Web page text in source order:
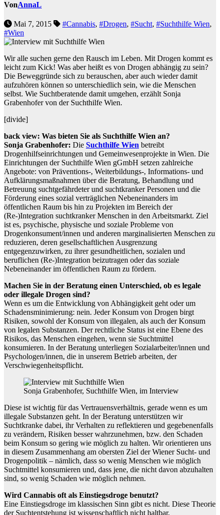
VonAnnaL
Mai 7, 2015 #Cannabis, #Drogen, #Sucht, #Suchthilfe Wien,
#Wien
Wir alle suchen gerne den Rausch im Leben. Mit Drogen kommt es
leicht zum Kick! Was aber heißt es von Drogen abhängig zu sein?
Die Beweggründe sich zu berauschen, aber auch wieder damit
aufzuhören können so unterschiedlich sein, wie die Menschen
selbst. Wie Suchtberatende damit umgehen, erzählt Sonja
Grabenhofer von der Suchthilfe Wien.
[divide]
back view: Was bieten Sie als Suchthilfe Wien an?
Sonja Grabenhofer: Die Suchthilfe Wien betreibt
Drogenhilfseinrichtungen und Gemeinwesenprojekte in Wien. Die
Einrichtungen der Suchthilfe Wien gGmbH setzen zahlreiche
Angebote: von Präventions-, Weiterbildungs-, Informations- und
Aufklärungsmaßnahmen über die Beratung, Behandlung und
Betreuung suchtgefährdeter und suchtkranker Personen und die
Förderung eines sozial verträglichen Nebeneinanders im
öffentlichen Raum bis hin zu Projekten im Bereich der
(Re-)Integration suchtkranker Menschen in den Arbeitsmarkt. Ziel
ist es, psychische, physische und soziale Probleme von
Drogenkonsument/innen und anderen marginalisierten Menschen zu
reduzieren, deren gesellschaftlichen Ausgrenzung
entgegenzuwirken, zu ihrer gesundheitlichen, sozialen und
beruflichen (Re-)Integration beizutragen oder das soziale
Nebeneinander im öffentlichen Raum zu fördern.
Machen Sie in der Beratung einen Unterschied, ob es legale
oder illegale Drogen sind?
Wenn es um die Entwicklung von Abhängigkeit geht oder um
Schadensminimierung: nein. Jeder Konsum von Drogen birgt
Risiken, sowohl der Konsum von illegalen, als auch der Konsum
von legalen Substanzen. Der rechtliche Status ist eine Ebene des
Risikos, das Menschen eingehen, wenn sie Suchtmittel
konsumieren. In der Beratung unterliegen Sozialarbeiter/innen und
Psychologen/innen, die in unserem Betrieb arbeiten, der
Verschwiegenheitspflicht.
Sonja Grabenhofer, Suchthilfe Wien, im Interview
Diese ist wichtig für das Vertrauensverhältnis, gerade wenn es um
illegale Substanzen geht. In der Beratung unterstützen wir
Suchtkranke dabei, ihr Verhalten zu reflektieren und gegebenenfalls
zu verändern, Risiken besser wahrzunehmen, bzw. den Schaden
beim Konsum so gering wie möglich zu halten. Wir orientieren uns
in diesem Zusammenhang am obersten Ziel der Wiener Sucht- und
Drogenpolitik – nämlich, dass so wenig Menschen wie möglich
Suchtmittel konsumieren und, dass jene, die nicht davon abzuhalten
sind, so wenig Schaden wie möglich nehmen.
Wird Cannabis oft als Einstiegsdroge benutzt?
Eine Einstiegsdroge im klassischen Sinn gibt es nicht. Diese Theorie
der Suchtentstehung ist wissenschaftlich nicht haltbar.